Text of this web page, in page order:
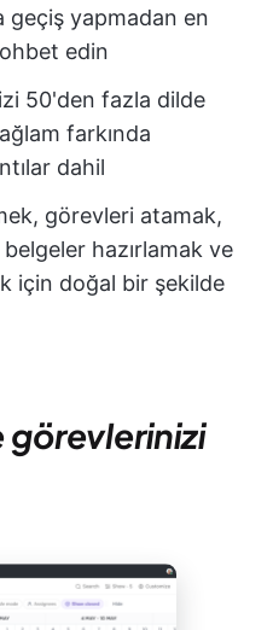
geçiş yapmadan en
edin
50'den fazla dilde
farkında
dahil
görevleri atamak,
hazırlamak ve
için doğal bir şekilde
görevlerinizi